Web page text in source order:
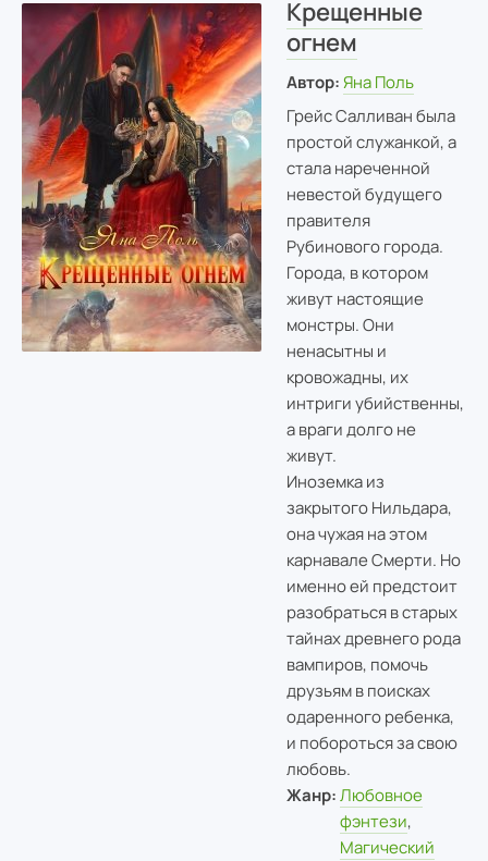
Крещенные
огнем
Автор: Яна Поль
Грейс Салливан была
простой служанкой, а
стала нареченной
невестой будущего
правителя
Рубинового города.
Города, в котором
живут настоящие
монстры. Они
ненасытны и
кровожадны, их
интриги убийственны,
а враги долго не
живут.
Иноземка из
закрытого Нильдара,
она чужая на этом
карнавале Смерти. Но
именно ей предстоит
разобраться в старых
тайнах древнего рода
вампиров, помочь
друзьям в поисках
одаренного ребенка,
и побороться за свою
любовь.
Жанр: Любовное
фэнтези,
Магический